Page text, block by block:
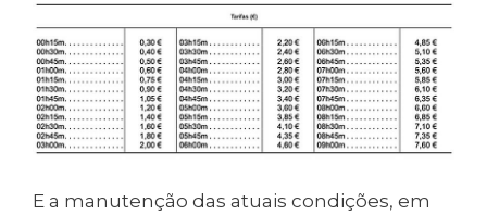
E a manutenção das atuais condições, em